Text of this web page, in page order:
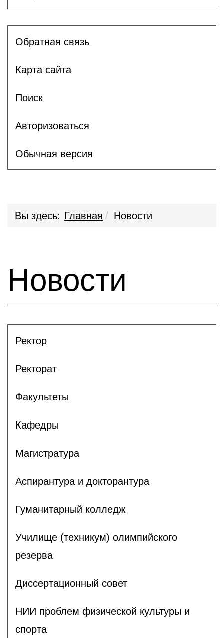
Обратная связь
Карта сайта
Поиск
Авторизоваться
Обычная версия
Вы здесь: Главная Новости
Новости
Ректор
Ректорат
Факультеты
Кафедры
Магистратура
Аспирантура и докторантура
Гуманитарный колледж
Училище (техникум) олимпийского
резерва
Диссертационный совет
НИИ проблем физической культуры и
спорта